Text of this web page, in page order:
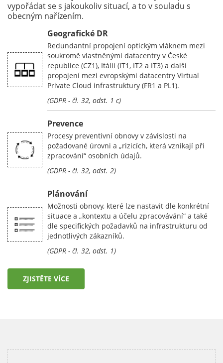
vypořádat se s jakoukoliv situací, a to v souladu s
obecným nařízením.
Geografické DR
Redundantní propojení optickým vláknem mezi
soukromě vlastněnými datacentry v České
republice (CZ1), Itálii (IT1, IT2 a IT3) a další
propojení mezi evropskými datacentry Virtual
Private Cloud infrastruktury (FR1 a PL1).
(GDPR - čl. 32, odst. 1 c)
Prevence
Procesy preventivní obnovy v závislosti na
požadované úrovni a „rizicích, která vznikají při
zpracování“ osobních údajů.
(GDPR - čl. 32, odst. 2)
Plánování
Možnosti obnovy, které lze nastavit dle konkrétní
situace a „kontextu a účelu zpracovávání“ a také
dle specifických požadavků na infrastrukturu od
jednotlivých zákazníků.
(GDPR - čl. 32, odst. 1)
ZJISTĚTE VÍCE